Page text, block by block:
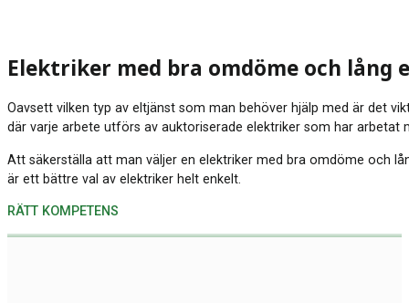
Elektriker med bra omdöme och lång
Oavsett vilken typ av eltjänst som man behöver hjälp med är det
där varje arbete utförs av auktoriserade elektriker som har arbetat
Att säkerställa att man väljer en elektriker med bra omdöme och
är ett bättre val av elektriker helt enkelt.
RÄTT KOMPETENS